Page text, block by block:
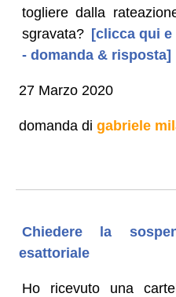
togliere dalla
sgravata? [clicca qui
- domanda & risposta]
27 Marzo 2020
domanda di gabriele
Chiedere la
esattoriale
Ho ricevuto una